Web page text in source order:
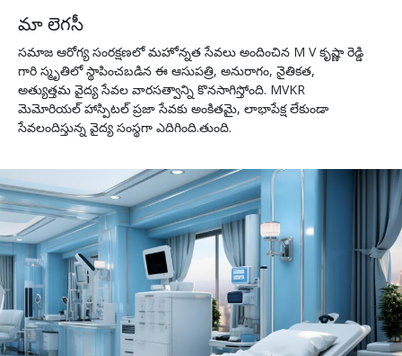
మా లెగసీ
సమాజ ఆరోగ్య సంరక్షణలో మహోన్నత సేవలు అందించిన M V కృష్ణా రెడ్డి
గారి స్మృతిలో స్థాపించబడిన ఈ ఆసుపత్రి, అనురాగం, నైతికత,
అత్యుత్తమ వైద్య సేవల వారసత్వాన్ని కొనసాగిస్తోంది. MVKR
మెమోరియల్ హాస్పిటల్ ప్రజా సేవకు అంకితమై, లాభాపేక్ష లేకుండా
సేవలందిస్తున్న వైద్య సంస్థగా ఎదిగింది.తుంది.